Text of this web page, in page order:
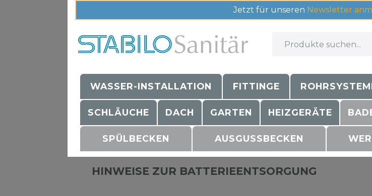
Jetzt für unseren Newsletter
WASSER-INSTALLATION FITTINGE
SCHLÄUCHE DACH GARTEN HEIZGERÄTE
SPÜLBECKEN AUSGUSSBECKEN
HINWEISE ZUR BATTERIEENTSORGUNG